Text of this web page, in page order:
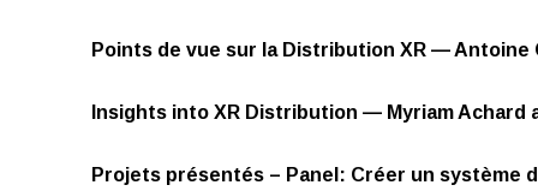
Points de vue sur la Distribution XR — Antoine
Insights into XR Distribution — Myriam Achard
Projets présentés – Panel: Créer un système